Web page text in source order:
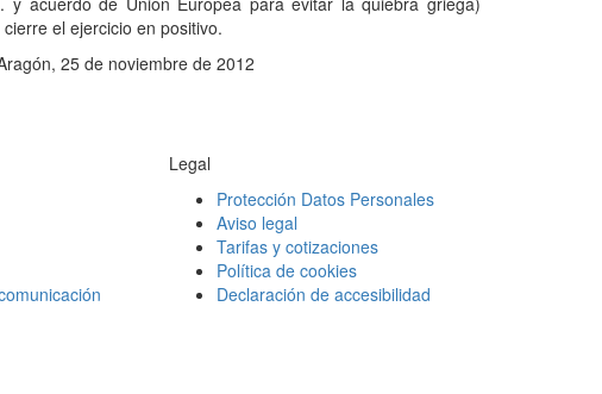
el ejercicio en positivo.
25 de noviembre de 2012
Legal
Protección Datos Personales
Aviso legal
Tarifas y cotizaciones
Política de cookies
Declaración de accesibilidad